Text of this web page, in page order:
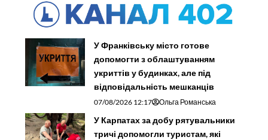
У Франківську місто готове
допомогти з облаштуванням
укриттів у будинках, але під
відповідальність мешканців
07/08/2026 12:17 Ольга Романська
У Карпатах за добу рятувальники
тричі допомогли туристам, які